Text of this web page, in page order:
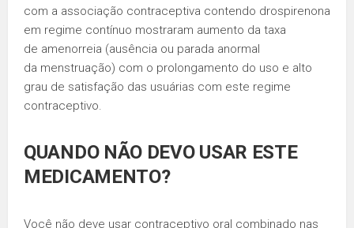
com a associação contraceptiva contendo drospirenona
em regime contínuo mostraram aumento da taxa
de amenorreia (ausência ou parada anormal
da menstruação) com o prolongamento do uso e alto
grau de satisfação das usuárias com este regime
contraceptivo.
QUANDO NÃO DEVO USAR ESTE
MEDICAMENTO?
Você não deve usar contraceptivo oral combinado nas